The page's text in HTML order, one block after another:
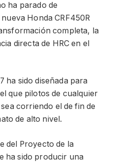
ha parado de
Honda CRF450R
completa, la
directa de HRC en el
ha sido diseñada para
que pilotos de cualquier
corriendo el de fin de
de alto nivel.
del Proyecto de la
ha sido producir una